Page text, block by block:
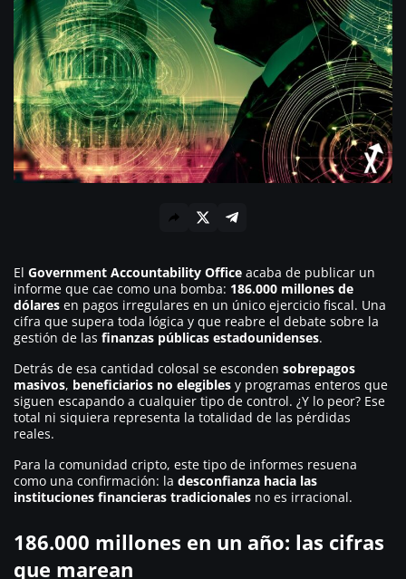
El Government Accountability Office acaba de publicar un
informe que cae como una bomba: 186.000 millones de
dólares en pagos irregulares en un único ejercicio fiscal. Una
cifra que supera toda lógica y que reabre el debate sobre la
gestión de las finanzas públicas estadounidenses.
Detrás de esa cantidad colosal se esconden sobrepagos
masivos, beneficiarios no elegibles y programas enteros que
siguen escapando a cualquier tipo de control. ¿Y lo peor? Ese
total ni siquiera representa la totalidad de las pérdidas
reales.
Para la comunidad cripto, este tipo de informes resuena
como una confirmación: la desconfianza hacia las
instituciones financieras tradicionales no es irracional.
186.000 millones en un año: las cifras
que marean